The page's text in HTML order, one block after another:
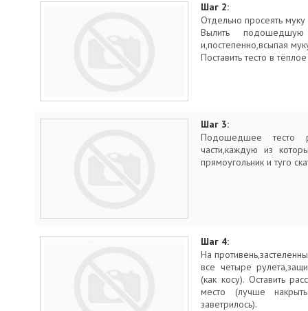
Шаг 2:
Отдельно просеять муку
Вылить
и,постепенно,всыпая
Поставить тесто в
Шаг 3:
Подошедшее тесто
части,каждую из
прямоугольник и туго
Шаг 4:
На
все четыре
(как косу). Оставить
место (лучше
заветрилось).